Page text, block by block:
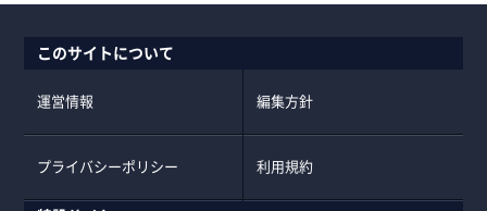
このサイトについて
運営情報 編集方針
プライバシーポリシー 利用規約